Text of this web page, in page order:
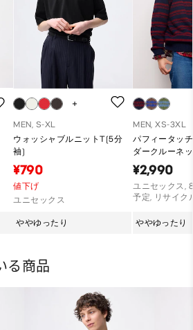
MEN, S-XL
ウォッシャブルニットT(5分
袖)
¥790
値下げ
ユニセックス
ややゆったり
MEN, XS-3XL
パフィータッ
ダークルーネ
PF
¥2,990
ユニセックス,
予定, リサイク
ややゆったり
る商品